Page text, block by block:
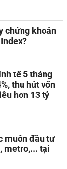
chứng khoán
tế 5 tháng
thu hút vốn
hơn 13 tỷ
muốn đầu tư
metro,... tại